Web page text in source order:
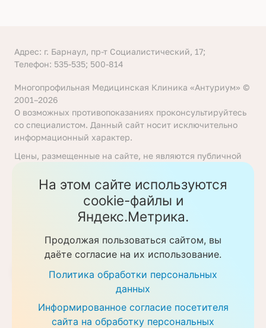
Адрес: г. Барнаул, пр-т Социалистический, 17;
Телефон: 535-535; 500-814
Многопрофильная Медицинская Клиника «Антуриум» ©
2001–2026
О возможных противопоказаниях проконсультируйтесь
со специалистом. Данный сайт носит исключительно
информационный характер.
Цены, размещенные на сайте, не являются публичной
Гражданского кодекса Российской Федерации. Перед
получением услуги необходимо уточнять цены у
ответственных сотрудников клиники. Предоставление
услуг осуществляется на основании договора об
Политика обработки персональных данных
Скачать прайс-листы
На этом сайте используются
cookie-файлы и
Яндекс.Метрика.
Продолжая пользоваться сайтом, вы
даёте согласие на их использование.
Политика обработки персональных
данных
Информированное согласие посетителя
сайта на обработку персональных